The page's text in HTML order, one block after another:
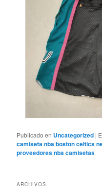
Publicado en Uncategorized |
camiseta nba boston celtics
proveedores nba camisetas
ARCHIVOS